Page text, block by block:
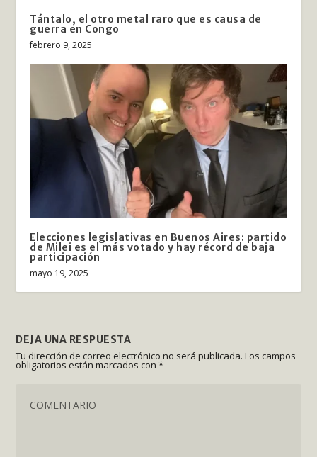
Tántalo, el otro metal raro que es causa de
guerra en Congo
febrero 9, 2025
Elecciones legislativas en Buenos Aires: partido
de Milei es el más votado y hay récord de baja
participación
mayo 19, 2025
DEJA UNA RESPUESTA
Tu dirección de correo electrónico no será publicada. Los campos
obligatorios están marcados con*